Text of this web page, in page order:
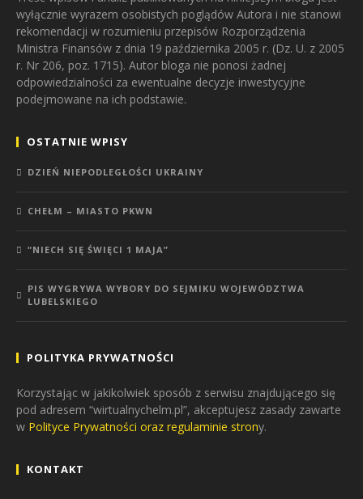
wyłącznie wyrazem osobistych poglądów Autora i nie stanowi
rekomendacji w rozumieniu przepisów Rozporządzenia
Ministra Finansów z dnia 19 października 2005 r. (Dz. U. z 2005
r. Nr 206, poz. 1715). Autor bloga nie ponosi żadnej
odpowiedzialności za ewentualne decyzje inwestycyjne
podejmowane na ich podstawie.
OSTATNIE WPISY
DZIEŃ NIEPODLEGŁOŚCI UKRAINY
CHEŁM – MIASTO PKWN
“NIECH SIĘ ŚWIĘCI 1 MAJA”
PIS WYGRYWA WYBORY DO SEJMIKU WOJEWÓDZTWA
LUBELSKIEGO
POLITYKA PRYWATNOŚCI
Korzystając w jakikolwiek sposób z serwisu znajdującego się
pod adresem “wirtualnychelm.pl”, akceptujesz zasady zawarte
w Polityce Prywatności oraz regulaminie strony.
KONTAKT